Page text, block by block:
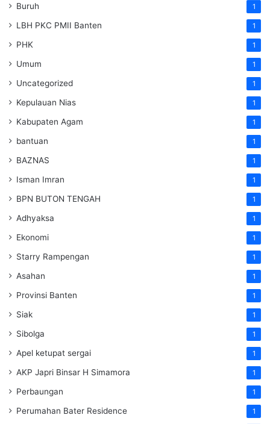
Buruh 1
LBH PKC PMII Banten 1
PHK 1
Umum 1
Uncategorized 1
Kepulauan Nias 1
Kabupaten Agam 1
bantuan 1
BAZNAS 1
Isman Imran 1
BPN BUTON TENGAH 1
Adhyaksa 1
Ekonomi 1
Starry Rampengan 1
Asahan 1
Provinsi Banten 1
Siak 1
Sibolga 1
Apel ketupat sergai 1
AKP Japri Binsar H Simamora 1
Perbaungan 1
Perumahan Bater Residence 1